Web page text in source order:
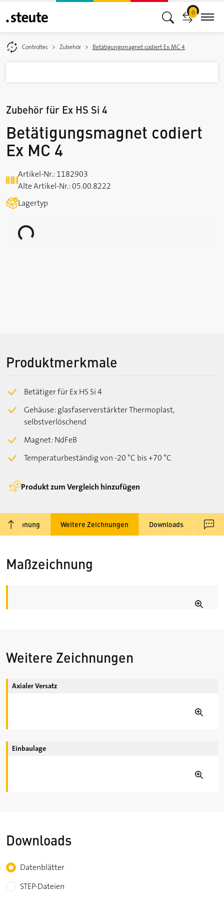
0
Controltec Zubehör Betätigungsmagnet codiert Ex MC 4
Zubehör für Ex HS Si 4
Betätigungsmagnet codiert
Ex MC 4
Artikel-Nr.: 1182903
Alte Artikel-Nr.: 05.00.8222
Lagertyp
Loading...
Produktmerkmale
Betätiger für Ex HS Si 4
Gehäuse: glasfaserverstärkter Thermoplast,
selbstverlöschend
Magnet: NdFeB
Temperaturbeständig von -20 °C bis +70 °C
Produkt zum Vergleich hinzufügen
nach oben Weitere Zeichnungen Downloads
Maßzeichnung
Weitere Zeichnungen
Axialer Versatz
Einbaulage
Downloads
Choose the type of download
Datenblätter
STEP-Dateien